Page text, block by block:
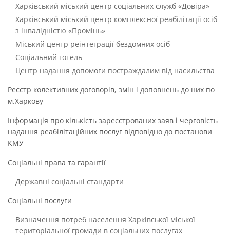
Харківський міський центр соціальних служб «Довіра»
Харківський міський центр комплексної реабілітації осіб
з інвалідністю «Промінь»
Міський центр реінтеграції бездомних осіб
Соціальний готель
Центр надання допомоги постраждалим від насильства
Реєстр колективних договорів, змін і доповнень до них по
м.Харкову
Інформація про кількість зареєстрованих заяв і черговість
надання реабілітаційних послуг відповідно до постанови
КМУ
Соціальні права та гарантії
Державні соціальні стандарти
Соціальні послуги
Визначення потреб населення Харківської міської
територіальної громади в соціальних послугах